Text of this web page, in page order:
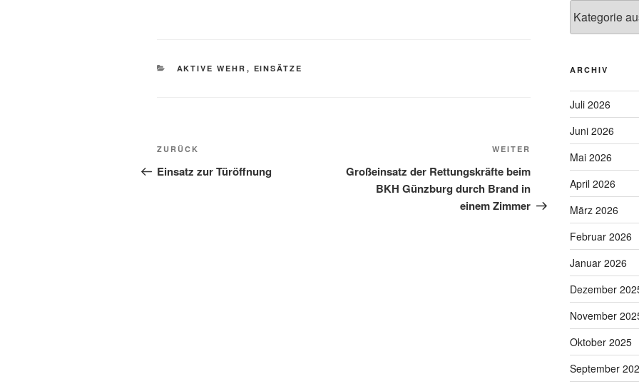
KATEGORIEN
AKTIVE WEHR , EINSÄTZE
Beitragsnavigation
Vorheriger
Beitrag
ZURÜCK
Einsatz zur Türöffnung
Nächster
Beitrag
WEITER
Großeinsatz der Rettungskräfte beim
BKH Günzburg durch Brand in
einem Zimmer
ARCHIV
Juli 2026
Juni 2026
Mai 2026
April 2026
März 2026
Februar 2026
Januar 2026
Dezember
November
Oktober 2025
September